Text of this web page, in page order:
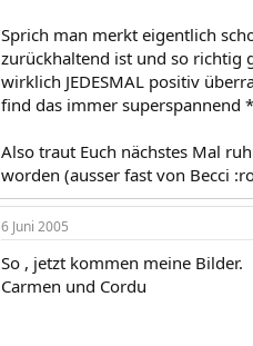
Sprich man merkt eigentlich
zurückhaltend ist und so richtig
wirklich JEDESMAL positiv
find das immer superspannend
Also traut Euch nächstes Mal
worden (ausser fast von Becci
6 Juni 2005
So , jetzt kommen meine Bilder.
Carmen und Cordu